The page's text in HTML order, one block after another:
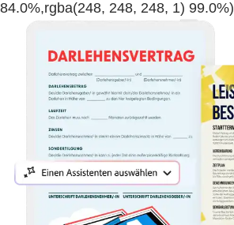
84.0%,rgba(248, 248, 248, 1) 99.0%)